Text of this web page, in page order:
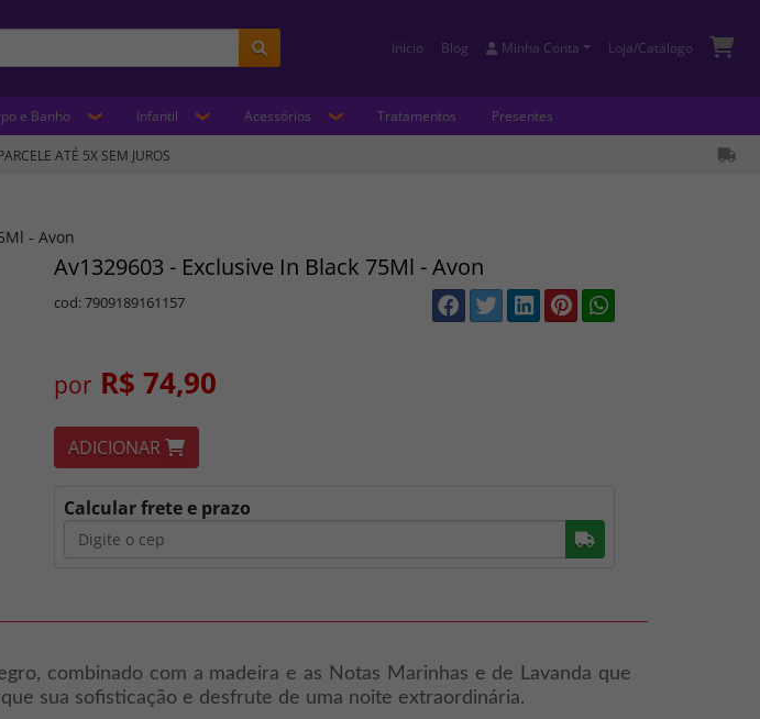
Início Blog Minha Conta Loja/Catálogo
e Banho Infantil Acessórios Tratamentos Presentes
ATÉ 5X SEM JUROS
- Avon
Av1329603 - Exclusive In Black 75Ml - Avon
cod: 7909189161157
por R$ 74,90
ADICIONAR
Calcular frete e prazo
Buscar
combinado com a madeira e as Notas Marinhas e de Lavanda que
sua sofisticação e desfrute de uma noite extraordinária.